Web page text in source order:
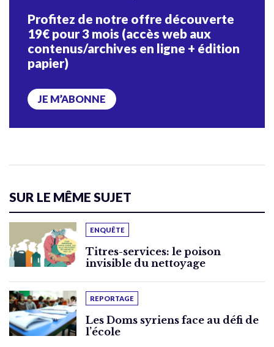
Profitez de notre offre découverte
19€ pour 3 mois (accès web aux
contenus/archives en ligne + édition
papier)
JE M’ABONNE
SUR LE MÊME SUJET
ENQUÊTE
Titres-services: le poison
invisible du nettoyage
REPORTAGE
Les Doms syriens face au défi de
l’école